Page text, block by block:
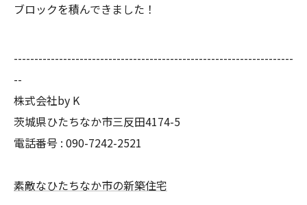
ブロックを積んできました！
--------------------------------------------------------------------
--
株式会社by K
茨城県ひたちなか市三反田4174-5
電話番号 : 090-7242-2521
素敵なひたちなか市の新築住宅